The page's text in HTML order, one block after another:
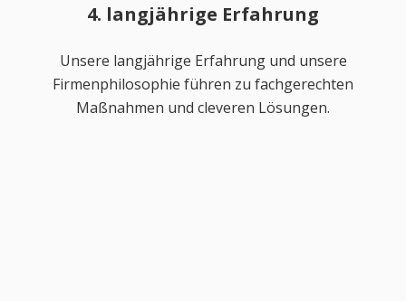
4. langjährige Erfahrung
Unsere langjährige Erfahrung und unsere
Firmenphilosophie führen zu fachgerechten
Maßnahmen und cleveren Lösungen.